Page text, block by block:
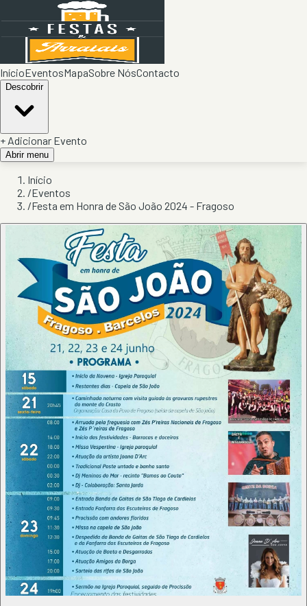
InícioEventosMapaSobre NósContacto
Descobrir
+ Adicionar Evento
Abrir menu
Início
/Eventos
/Festa em Honra de São João 2024 - Fragoso